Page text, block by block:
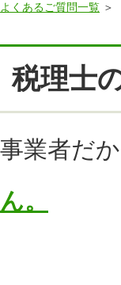
よくあるご質問一覧
税理士
事業者だ
ん。